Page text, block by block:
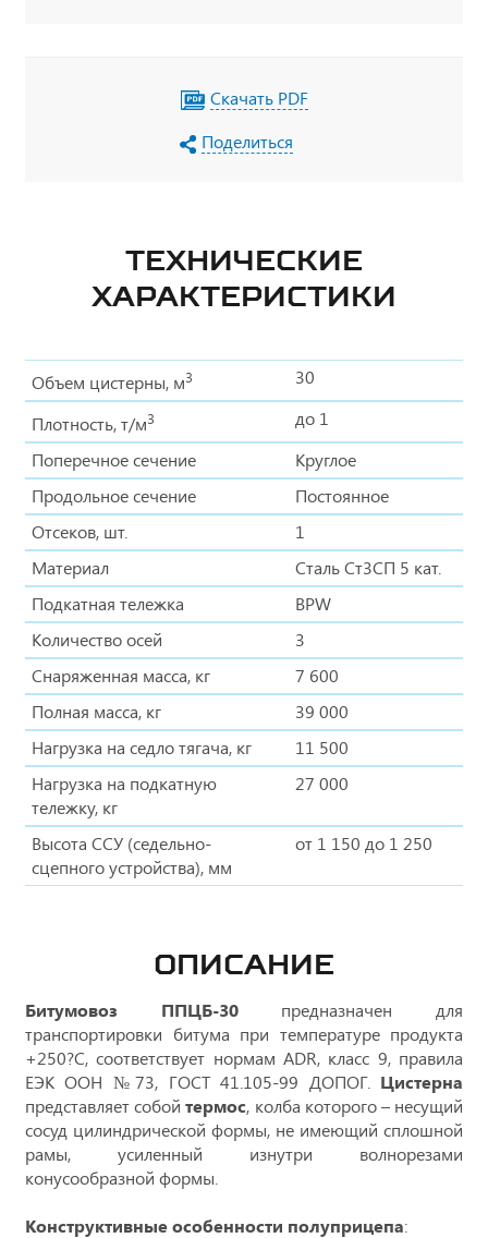
Скачать PDF
Поделиться
ТЕХНИЧЕСКИЕ
ХАРАКТЕРИСТИКИ
Объем цистерны, м3 30
Плотность, т/м3
до 1
Поперечное сечение
Круглое
Продольное сечение
Постоянное
Отсеков, шт.
1
Материал
Сталь Ст3СП 5 кат.
Подкатная тележка
BPW
Количество осей
3
Снаряженная масса, кг
7 600
Полная масса, кг
39 000
Нагрузка на седло тягача, кг
11 500
Нагрузка на подкатную
тележку, кг
27 000
Высота ССУ (седельно-
сцепного устройства), мм
от 1 150 до 1 250
ОПИСАНИЕ
Битумовоз ППЦБ-30предназначен для
транспортировки битума при температуре продукта
+250?С, соответствует нормам ADR, класс 9, правила
ЕЭК ООН №73, ГОСТ 41.105-99 ДОПОГ. Цистерна
представляет собойтермос, колба которого – несущий
сосуд цилиндрической формы, не имеющий сплошной
рамы, усиленный изнутри волнорезами
конусообразной формы.
Конструктивные особенности полуприцепа: